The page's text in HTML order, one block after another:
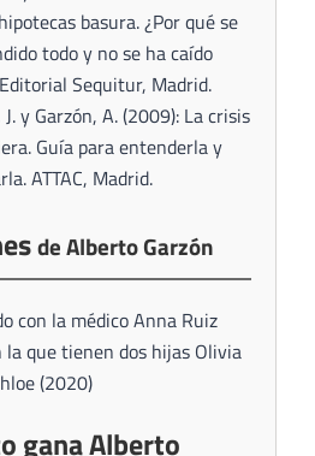
basura. ¿Por qué se
todo y no se ha caído
Sequitur, Madrid.
y Garzón, A. (2009): La crisis
Guía para entenderla y
ATTAC, Madrid.
de Alberto Garzón
con la médico Anna Ruiz
la que tienen dos hijas Olivia
(2020)
gana Alberto